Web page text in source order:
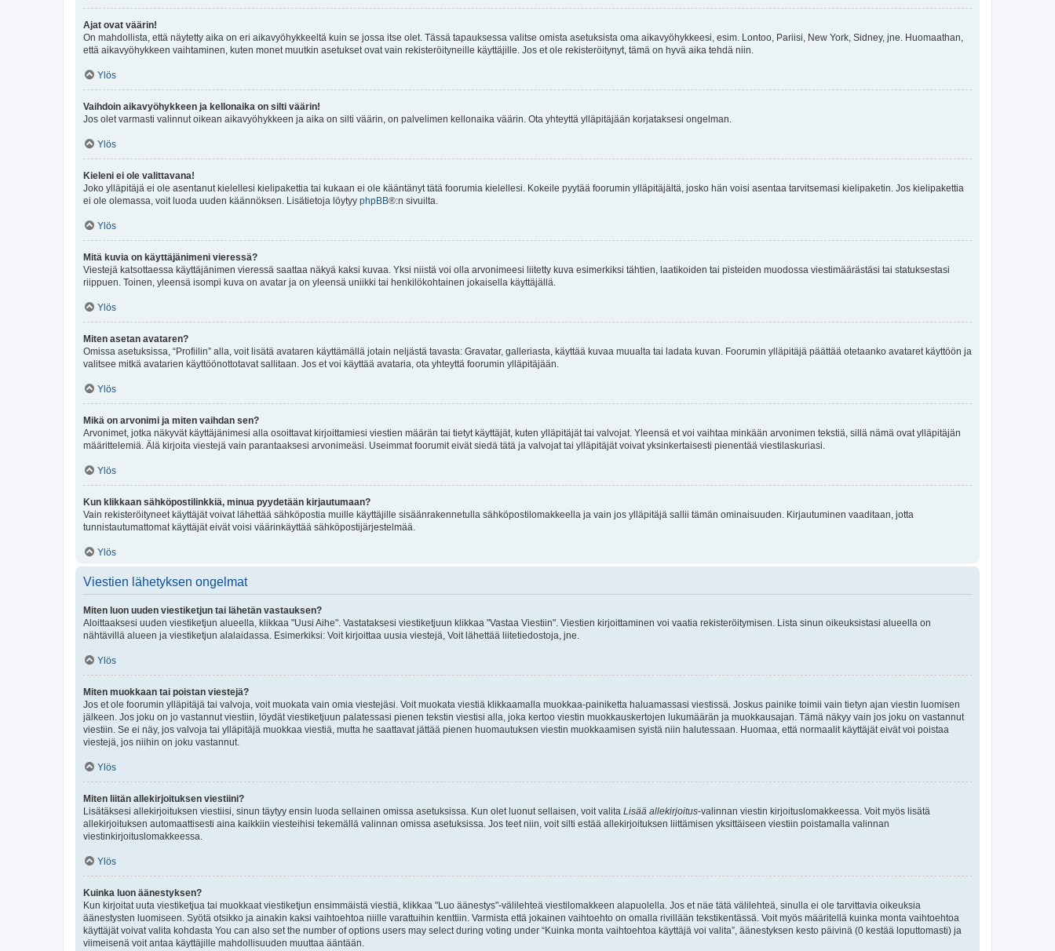
Ajat ovat väärin!
On mahdollista, että näytetty aika on eri aikavyöhykkeeltä kuin se jossa itse olet. Tässä tapauksessa valitse omista asetuksista oma aikavyöhykkeesi, esim. Lontoo, Pariisi, New York, Sidney, jne. Huomaathan,
että aikavyöhykkeen vaihtaminen, kuten monet muutkin asetukset ovat vain rekisteröityneille käyttäjille. Jos et ole rekisteröitynyt, tämä on hyvä aika tehdä niin.
Ylös
Vaihdoin aikavyöhykkeen ja kellonaika on silti väärin!
Jos olet varmasti valinnut oikean aikavyöhykkeen ja aika on silti väärin, on palvelimen kellonaika väärin. Ota yhteyttä ylläpitäjään korjataksesi ongelman.
Ylös
Kieleni ei ole valittavana!
Joko ylläpitäjä ei ole asentanut kielellesi kielipakettia tai kukaan ei ole kääntänyt tätä foorumia kielellesi. Kokeile pyytää foorumin ylläpitäjältä, josko hän voisi asentaa tarvitsemasi kielipaketin. Jos kielipakettia
ei ole olemassa, voit luoda uuden käännöksen. Lisätietoja löytyy phpBB®:n sivuilta.
Ylös
Mitä kuvia on käyttäjänimeni vieressä?
Viestejä katsottaessa käyttäjänimen vieressä saattaa näkyä kaksi kuvaa. Yksi niistä voi olla arvonimeesi liitetty kuva esimerkiksi tähtien, laatikoiden tai pisteiden muodossa viestimäärästäsi tai statuksestasi
riippuen. Toinen, yleensä isompi kuva on avatar ja on yleensä uniikki tai henkilökohtainen jokaisella käyttäjällä.
Ylös
Miten asetan avataren?
Omissa asetuksissa, “Profiilin” alla, voit lisätä avataren käyttämällä jotain neljästä tavasta: Gravatar, galleriasta, käyttää kuvaa muualta tai ladata kuvan. Foorumin ylläpitäjä päättää otetaanko avataret käyttöön ja
valitsee mitkä avatarien käyttöönottotavat sallitaan. Jos et voi käyttää avataria, ota yhteyttä foorumin ylläpitäjään.
Ylös
Mikä on arvonimi ja miten vaihdan sen?
Arvonimet, jotka näkyvät käyttäjänimesi alla osoittavat kirjoittamiesi viestien määrän tai tietyt käyttäjät, kuten ylläpitäjät tai valvojat. Yleensä et voi vaihtaa minkään arvonimen tekstiä, sillä nämä ovat ylläpitäjän
määrittelemiä. Älä kirjoita viestejä vain parantaaksesi arvonimeäsi. Useimmat foorumit eivät siedä tätä ja valvojat tai ylläpitäjät voivat yksinkertaisesti pienentää viestilaskuriasi.
Ylös
Kun klikkaan sähköpostilinkkiä, minua pyydetään kirjautumaan?
Vain rekisteröityneet käyttäjät voivat lähettää sähköpostia muille käyttäjille sisäänrakennetulla sähköpostilomakkeella ja vain jos ylläpitäjä sallii tämän ominaisuuden. Kirjautuminen vaaditaan, jotta
tunnistautumattomat käyttäjät eivät voisi väärinkäyttää sähköpostijärjestelmää.
Ylös
Viestien lähetyksen ongelmat
Miten luon uuden viestiketjun tai lähetän vastauksen?
Aloittaaksesi uuden viestiketjun alueella, klikkaa "Uusi Aihe". Vastataksesi viestiketjuun klikkaa "Vastaa Viestiin". Viestien kirjoittaminen voi vaatia rekisteröitymisen. Lista sinun oikeuksistasi alueella on
nähtävillä alueen ja viestiketjun alalaidassa. Esimerkiksi: Voit kirjoittaa uusia viestejä, Voit lähettää liitetiedostoja, jne.
Ylös
Miten muokkaan tai poistan viestejä?
Jos et ole foorumin ylläpitäjä tai valvoja, voit muokata vain omia viestejäsi. Voit muokata viestiä klikkaamalla muokkaa-painiketta haluamassasi viestissä. Joskus painike toimii vain tietyn ajan viestin luomisen
jälkeen. Jos joku on jo vastannut viestiin, löydät viestiketjuun palatessasi pienen tekstin viestisi alla, joka kertoo viestin muokkauskertojen lukumäärän ja muokkausajan. Tämä näkyy vain jos joku on vastannut
viestiin. Se ei näy, jos valvoja tai ylläpitäjä muokkaa viestiä, mutta he saattavat jättää pienen huomautuksen viestin muokkaamisen syistä niin halutessaan. Huomaa, että normaalit käyttäjät eivät voi poistaa
viestejä, jos niihin on joku vastannut.
Ylös
Miten liitän allekirjoituksen viestiini?
Lisätäksesi allekirjoituksen viestiisi, sinun täytyy ensin luoda sellainen omissa asetuksissa. Kun olet luonut sellaisen, voit valita Lisää allekirjoitus-valinnan viestin kirjoituslomakkeessa. Voit myös lisätä
allekirjoituksen automaattisesti aina kaikkiin viesteihisi tekemällä valinnan omissa asetuksissa. Jos teet niin, voit silti estää allekirjoituksen liittämisen yksittäiseen viestiin poistamalla valinnan
viestinkirjoituslomakkeessa.
Ylös
Kuinka luon äänestyksen?
Kun kirjoitat uuta viestiketjua tai muokkaat viestiketjun ensimmäistä viestiä, klikkaa "Luo äänestys"-välilehteä viestilomakkeen alapuolella. Jos et näe tätä välilehteä, sinulla ei ole tarvittavia oikeuksia
äänestysten luomiseen. Syötä otsikko ja ainakin kaksi vaihtoehtoa niille varattuihin kenttiin. Varmista että jokainen vaihtoehto on omalla rivillään tekstikentässä. Voit myös määritellä kuinka monta vaihtoehtoa
käyttäjät voivat valita kohdasta You can also set the number of options users may select during voting under “Kuinka monta vaihtoehtoa käyttäjä voi valita”, äänestyksen kesto päivinä (0 kestää loputtomasti) ja
viimeisenä voit antaa käyttäjille mahdollisuuden muuttaa ääntään.